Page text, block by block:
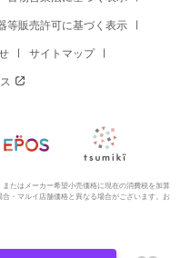
等販売許可に基づく表示
サイトマップ
たはメーカー希望小売価格に現在の消費税を加算
・マルイ店舗価格と異なる場合がございます。お